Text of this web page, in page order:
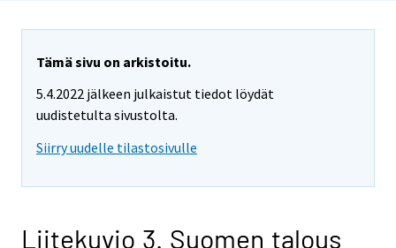
Tämä sivu on arkistoitu.
5.4.2022 jälkeen julkaistut tiedot löydät
uudistetulta sivustolta.
Siirry uudelle tilastosivulle
Liitekuvio 3. Suomen talous